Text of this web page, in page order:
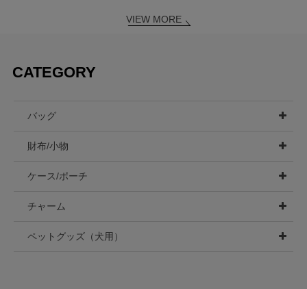
VIEW MORE
CATEGORY
バッグ
財布/小物
ケース/ポーチ
チャーム
ペットグッズ（犬用）